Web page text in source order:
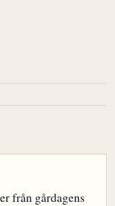
från gårdagens